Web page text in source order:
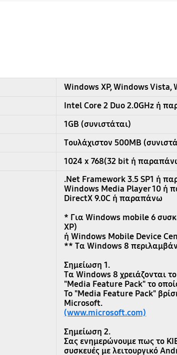
Windows XP, Windows Vista,
Intel Core 2 Duo 2.0GHz ή
1GB (συνιστάται)
Τουλάχιστον 500MB
1024 x 768(32 bit ή
.Net Framework 3.5 SP1 ή
Windows Media Player 10 ή
DirectX 9.0C ή παραπάνω
* Για Windows mobile 6
XP)
ή Windows Mobile Device
** Τα Windows 8
Σημείωση 1.
Τα Windows 8 χρειάζονται
"Media Feature Pack" το
To "Media Feature Pack"
Microsoft.
(www.microsoft.com)
Σημείωση 2.
Σας ενημερώνουμε πως το
συσκευές με λειτουργικό